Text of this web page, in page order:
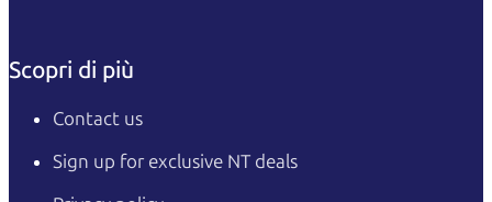
Scopri di più
Contact us
Sign up for exclusive NT deals